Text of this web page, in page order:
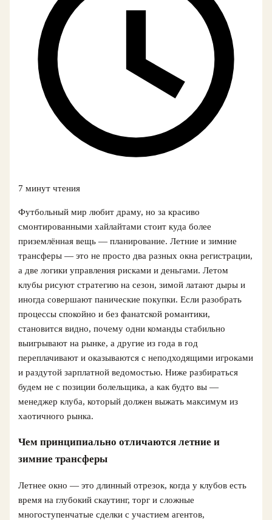
7 минут чтения
Футбольный мир любит драму, но за красиво
смонтированными хайлайтами стоит куда более
приземлённая вещь — планирование. Летние и зимние
трансферы — это не просто два разных окна регистрации,
а две логики управления рисками и деньгами. Летом
клубы рисуют стратегию на сезон, зимой латают дыры и
иногда совершают панические покупки. Если разобрать
процессы спокойно и без фанатской романтики,
становится видно, почему одни команды стабильно
выигрывают на рынке, а другие из года в год
переплачивают и оказываются с неподходящими игроками
и раздутой зарплатной ведомостью. Ниже разбираться
будем не с позиции болельщика, а как будто вы —
менеджер клуба, который должен выжать максимум из
хаотичного рынка.
Чем принципиально отличаются летние и
зимние трансферы
Летнее окно — это длинный отрезок, когда у клубов есть
время на глубокий скаутинг, торг и сложные
многоступенчатые сделки с участием агентов,